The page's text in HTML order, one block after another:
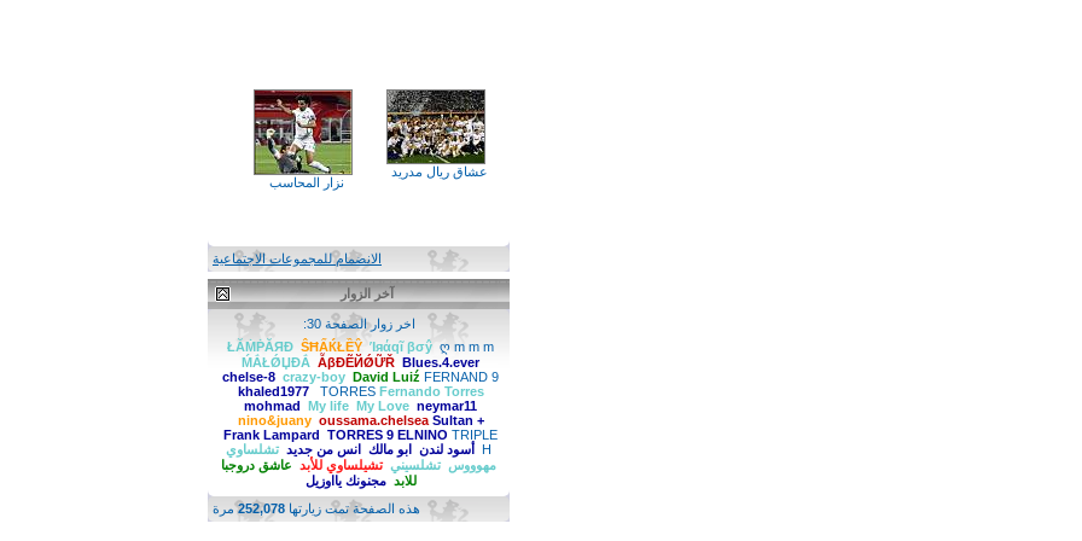
عشاق ريال مدريد
نزار المحاسب
الانضمام للمجموعات الاجتماعية
آخر الزوار
اخر زوار الصفحة 30:
ŁĂṀṖĂЯĐ ŜĦẤЌŁỀŶ Ίяάqĩ βσŷ ღ m m m
ḾẮŁǾЏĐẮ ẪβĐẼЙǾỮŘ Blues.4.ever
chelse-8 crazy-boy David Luiź FERNAND 9
TORRES Fernando Torres‏
khaled1977
mohmad My life My Love neymar11
nino&juany oussama.chelsea Sultan +
Frank Lampard TORRES 9 ELNINO TRIPLE
H أسود لندن ابو مالك انس من جديد تشلساوي
مهوووس تشلسيني تشيلساوي للأبد عاشق دروجبا
للابد مجنونك يااوزيل
هذه الصفحة تمت زيارتها 252,078مرة